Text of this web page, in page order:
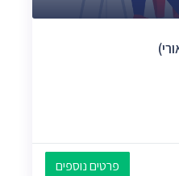
פרטים נוספים